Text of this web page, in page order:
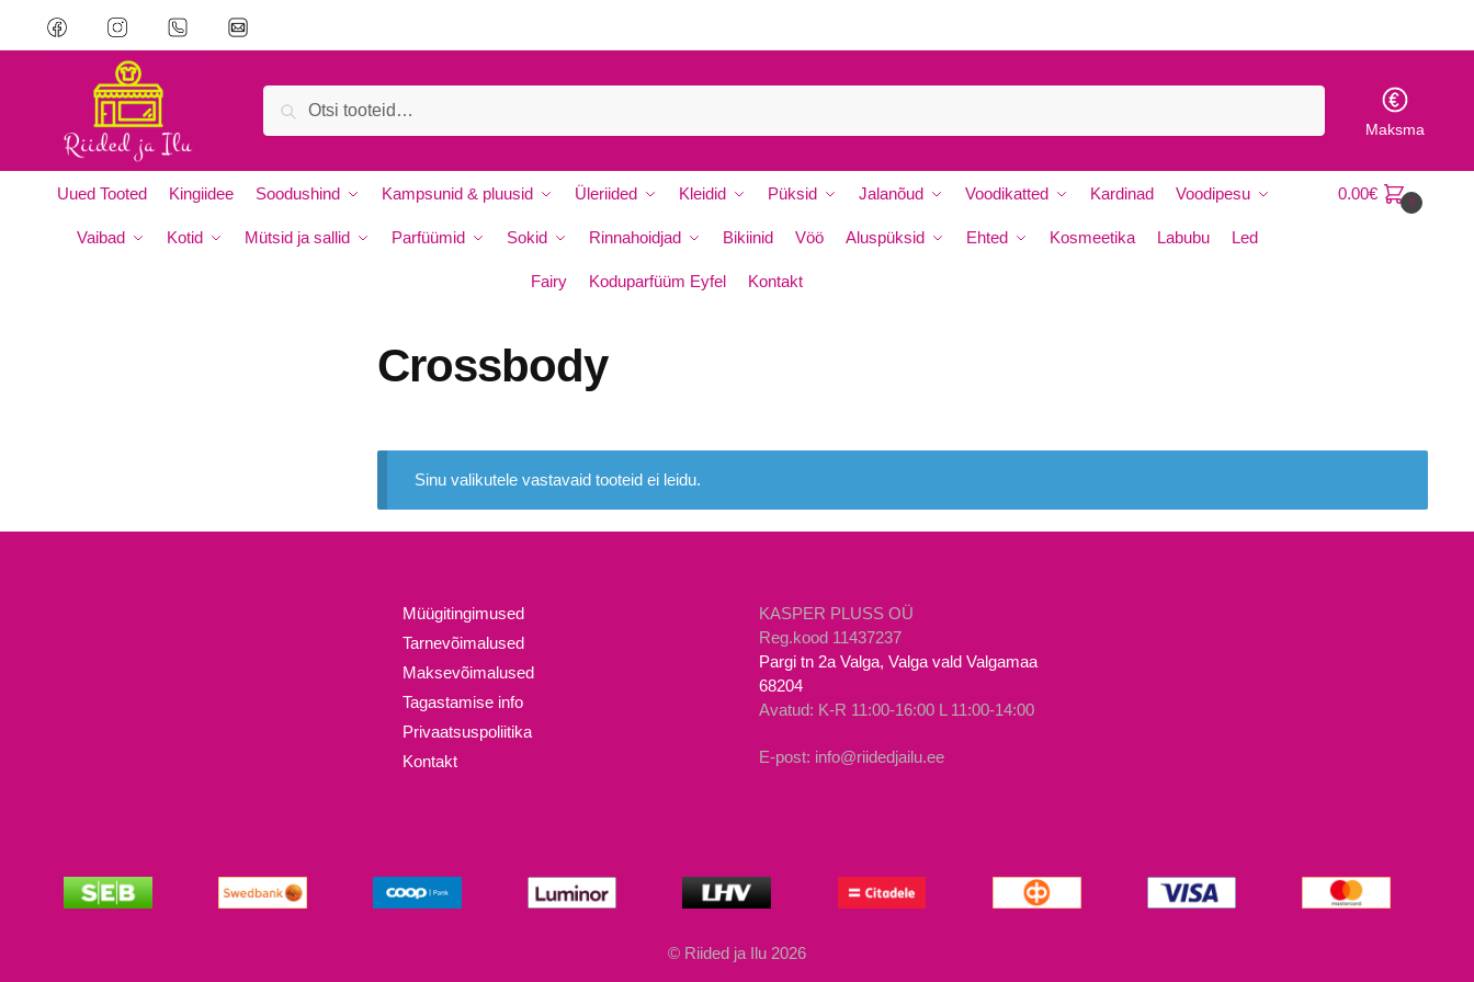
Otsi
Maksma
Uued Tooted Kingiidee Soodushind Kampsunid & pluusid Üleriided Kleidid Püksid Jalanõud Voodikatted Kardinad Voodipesu
Vaibad Kotid Mütsid ja sallid Parfüümid Sokid Rinnahoidjad Bikiinid Vöö Aluspüksid Ehted Kosmeetika Labubu Led
Fairy Koduparfüüm Eyfel Kontakt
0.00€ 0
Crossbody
Sinu valikutele vastavaid tooteid ei leidu.
Müügitingimused
Tarnevõimalused
Maksevõimalused
Tagastamise info
Privaatsuspoliitika
Kontakt
KASPER PLUSS OÜ
Reg.kood 11437237
Pargi tn 2a Valga, Valga vald Valgamaa
68204
Avatud: K-R 11:00-16:00 L 11:00-14:00
E-post: info@riidedjailu.ee
© Riided ja Ilu 2026